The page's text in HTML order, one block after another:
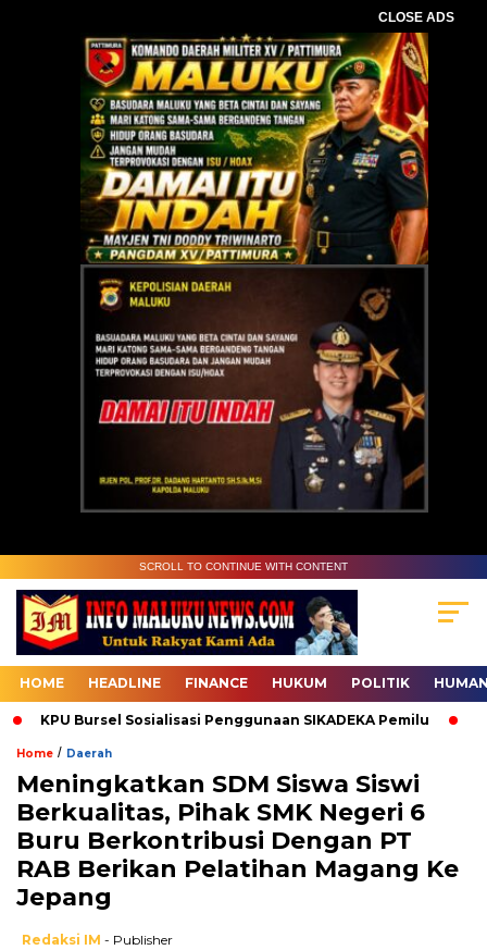
CLOSE ADS
SCROLL TO CONTINUE WITH CONTENT
HOME HEADLINE FINANCE HUKUM POLITIK
KPU Bursel Sosialisasi Penggunaan SIKADEKA Pemilu
Home / Daerah
Meningkatkan SDM Siswa Siswi
Berkualitas, Pihak SMK Negeri 6
Buru Berkontribusi Dengan PT
RAB Berikan Pelatihan Magang Ke
Jepang
Redaksi IM - Publisher